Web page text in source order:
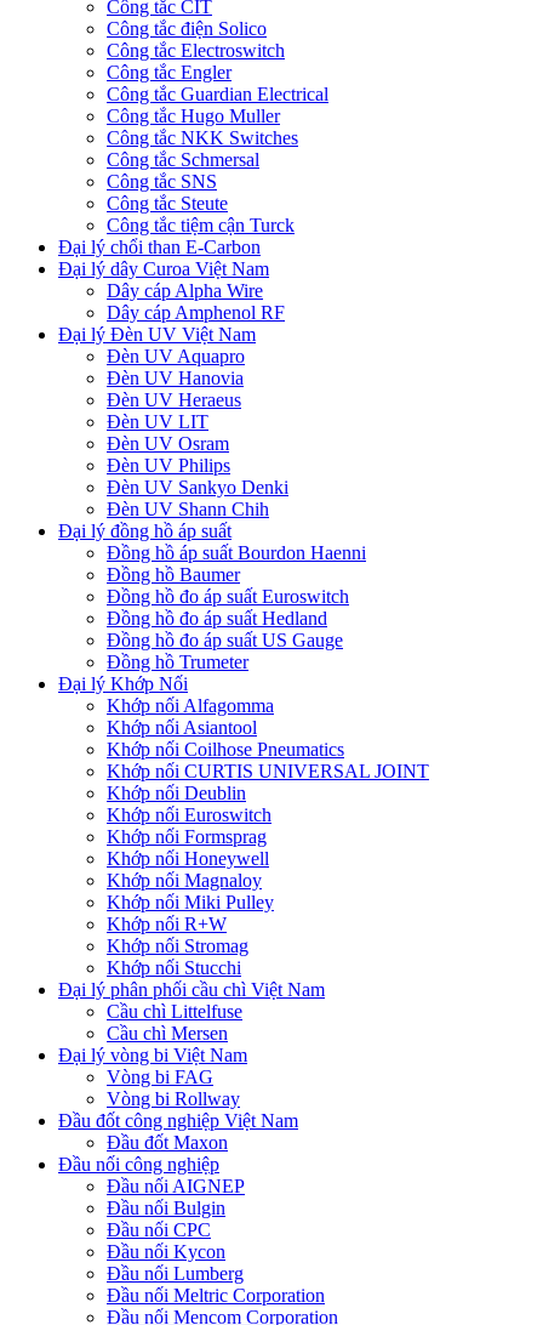
Công tắc CIT
Công tắc điện Solico
Công tắc Electroswitch
Công tắc Engler
Công tắc Guardian Electrical
Công tắc Hugo Muller
Công tắc NKK Switches
Công tắc Schmersal
Công tắc SNS
Công tắc Steute
Công tắc tiệm cận Turck
Đại lý chổi than E-Carbon
Đại lý dây Curoa Việt Nam
Dây cáp Alpha Wire
Dây cáp Amphenol RF
Đại lý Đèn UV Việt Nam
Đèn UV Aquapro
Đèn UV Hanovia
Đèn UV Heraeus
Đèn UV LIT
Đèn UV Osram
Đèn UV Philips
Đèn UV Sankyo Denki
Đèn UV Shann Chih
Đại lý đồng hồ áp suất
Đồng hồ áp suất Bourdon Haenni
Đồng hồ Baumer
Đồng hồ đo áp suất Euroswitch
Đồng hồ đo áp suất Hedland
Đồng hồ đo áp suất US Gauge
Đồng hồ Trumeter
Đại lý Khớp Nối
Khớp nối Alfagomma
Khớp nối Asiantool
Khớp nối Coilhose Pneumatics
Khớp nối CURTIS UNIVERSAL JOINT
Khớp nối Deublin
Khớp nối Euroswitch
Khớp nối Formsprag
Khớp nối Honeywell
Khớp nối Magnaloy
Khớp nối Miki Pulley
Khớp nối R+W
Khớp nối Stromag
Khớp nối Stucchi
Đại lý phân phối cầu chì Việt Nam
Cầu chì Littelfuse
Cầu chì Mersen
Đại lý vòng bi Việt Nam
Vòng bi FAG
Vòng bi Rollway
Đầu đốt công nghiệp Việt Nam
Đầu đốt Maxon
Đầu nối công nghiệp
Đầu nối AIGNEP
Đầu nối Bulgin
Đầu nối CPC
Đầu nối Kycon
Đầu nối Lumberg
Đầu nối Meltric Corporation
Đầu nối Mencom Corporation